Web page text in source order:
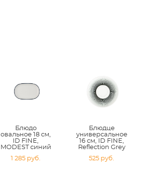
Блюдо
овальное 18 см,
ID FINE,
MODEST синий
1 285 pуб.
Блюдце
универсальное
16 см, ID FINE,
Reflection Grey
525 pуб.